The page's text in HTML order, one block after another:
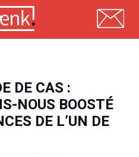
DE CAS :
NOUS BOOSTÉ
DE L’UN DE